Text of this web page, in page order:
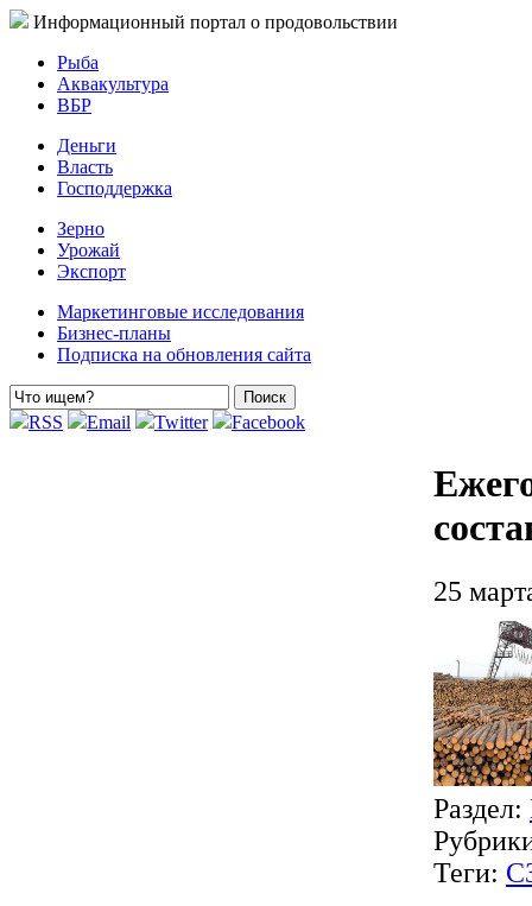
Информационный портал о продовольствии
Рыба
Аквакультура
ВБР
Деньги
Власть
Господдержка
Зерно
Урожай
Экспорт
Маркетинговые исследования
Бизнес-планы
Подписка на обновления сайта
RSS Email Twitter Facebook
25
Раздел:
Теги: